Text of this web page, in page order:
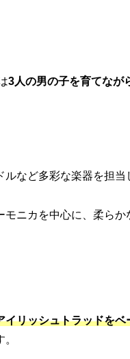
3人の男の子を育てなが
ルなど多彩な楽器を担
モニカを中心に、柔ら
イリッシュトラッドをベ